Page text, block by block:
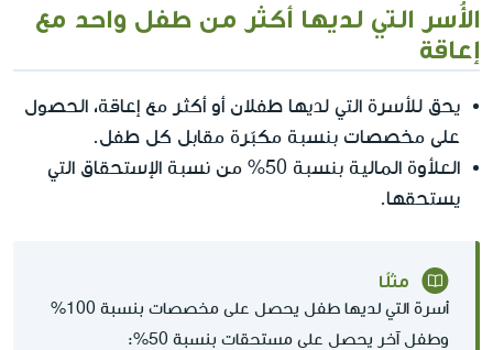
الأُسر التي لديها أكثر من طفل واحد مع
إعاقة
يحق للأسرة التي لديها طفلان أو أكثر مع إعاقة، الحصول
على مخصصات بنسبة مكبّرة مقابل كل طفل.
العلأوة المالية بنسبة 50% من نسبة الإستحقاق التي
يستحقها.
مثلًا
أسرة التي لديها طفل يحصل على مخصصات بنسبة 100%
وطفل آخر يحصل على مستحقات بنسبة 50%: